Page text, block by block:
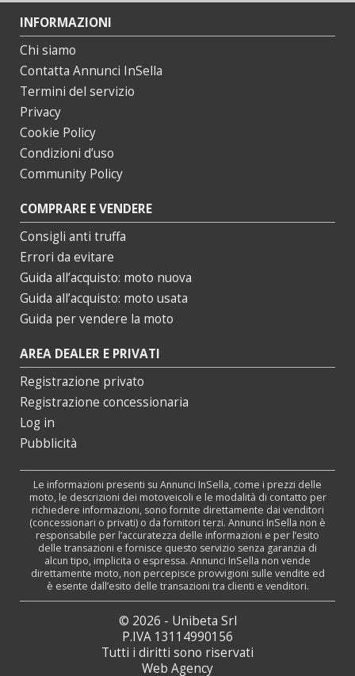
INFORMAZIONI
Chi siamo
Contatta Annunci InSella
Termini del servizio
Privacy
Cookie Policy
Condizioni d’uso
Community Policy
COMPRARE E VENDERE
Consigli anti truffa
Errori da evitare
Guida all’acquisto: moto nuova
Guida all’acquisto: moto usata
Guida per vendere la moto
AREA DEALER E PRIVATI
Registrazione privato
Registrazione concessionaria
Log in
Pubblicità
Le informazioni presenti su Annunci InSella, come i prezzi delle
moto, le descrizioni dei motoveicoli e le modalità di contatto per
richiedere informazioni, sono fornite direttamente dai venditori
(concessionari o privati) o da fornitori terzi. Annunci InSella non è
responsabile per l’accuratezza delle informazioni e per l’esito
delle transazioni e fornisce questo servizio senza garanzia di
alcun tipo, implicita o espressa. Annunci InSella non vende
direttamente moto, non percepisce provvigioni sulle vendite ed
è esente dall’esito delle transazioni tra clienti e venditori.
© 2026 - Unibeta Srl
P.IVA 13114990156
Tutti i diritti sono riservati
Web Agency